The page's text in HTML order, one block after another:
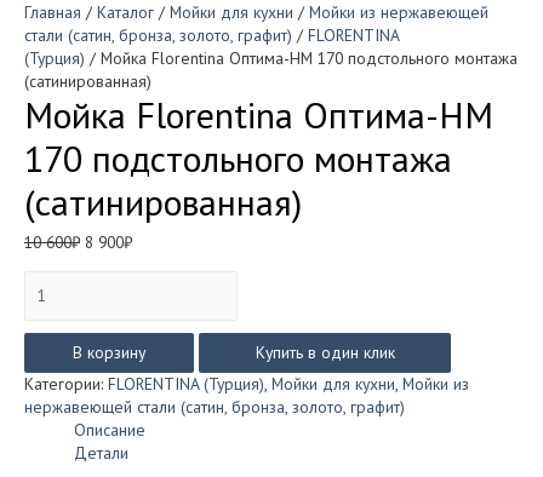
Главная / Каталог / Мойки для кухни / Мойки из нержавеющей
стали (сатин, бронза, золото, графит) / FLORENTINA
(Турция) / Мойка Florentina Оптима-HM 170 подстольного монтажа
(сатинированная)
Мойка Florentina Оптима-HM
170 подстольного монтажа
(сатинированная)
10 600₽ Первоначальная
600₽.
8 900₽Текущая
товара
Florentina
Оптима-
HM
170
подстольного
монтажа
В корзину
Купить в один клик
Категории: FLORENTINA (Турция), Мойки для кухни, Мойки из
нержавеющей стали (сатин, бронза, золото, графит)
Описание
Детали